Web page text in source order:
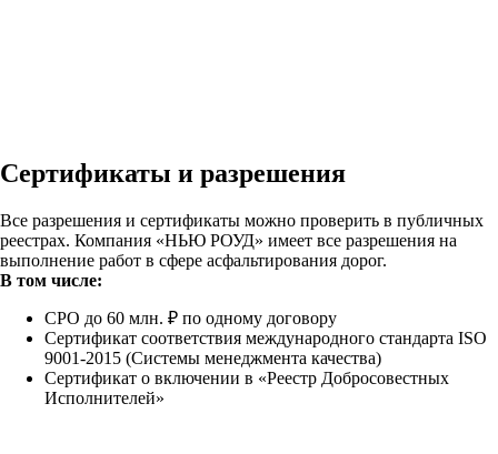
Сертификаты и разрешения
Все разрешения и сертификаты можно проверить в публичных
реестрах. Компания «НЬЮ РОУД» имеет все разрешения на
выполнение работ в сфере асфальтирования дорог.
В том числе:
СРО до 60 млн. ₽ по одному договору
Сертификат соответствия международного стандарта ISO
9001-2015 (Системы менеджмента качества)
Сертификат о включении в «Реестр Добросовестных
Исполнителей»